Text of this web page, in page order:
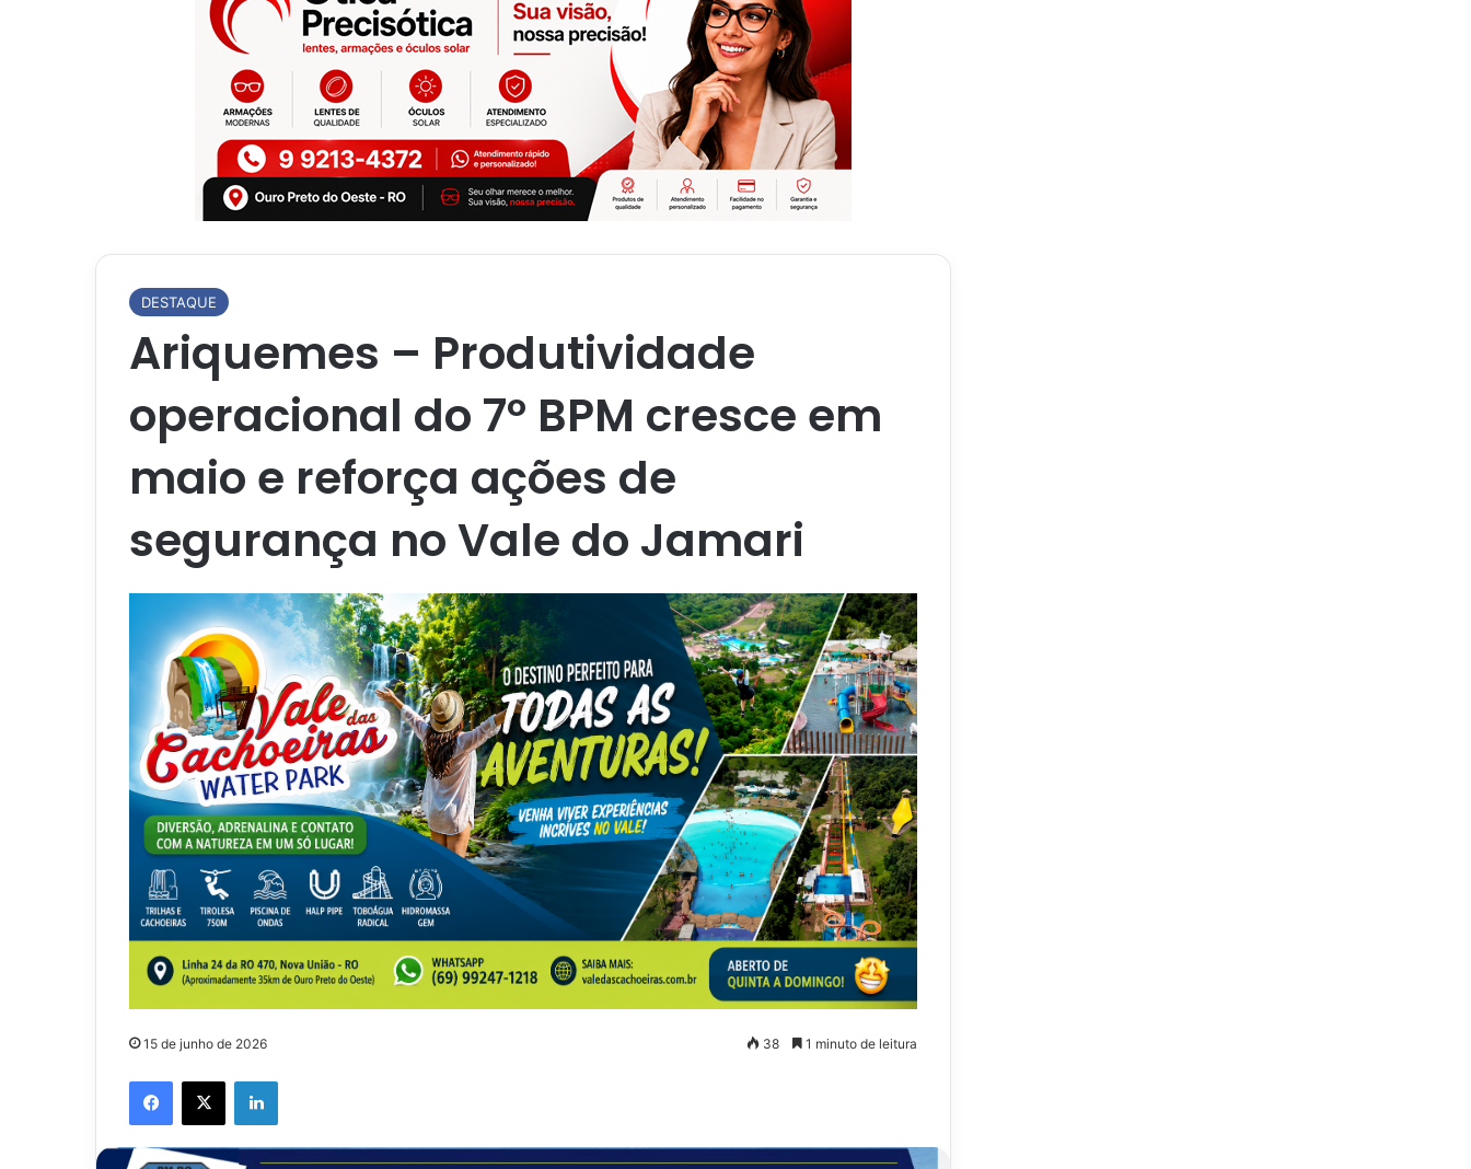
DESTAQUE
Ariquemes – Produtividade
operacional do 7º BPM cresce em
maio e reforça ações de
segurança no Vale do Jamari
15 de junho de 2026 38 1 minuto de leitura
Facebook
X Linkedin